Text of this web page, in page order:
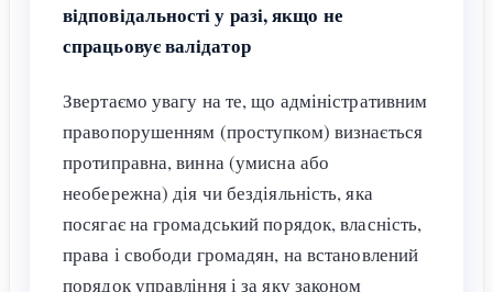
відповідальності у разі, якщо не
спрацьовує валідатор
Звертаємо увагу на те, що адміністративним
правопорушенням (проступком) визнається
протиправна, винна (умисна або
необережна) дія чи бездіяльність, яка
посягає на громадський порядок, власність,
права і свободи громадян, на встановлений
порядок управління і за яку законом